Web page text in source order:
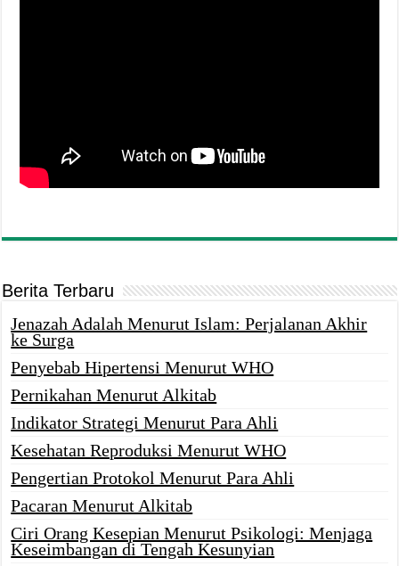
Berita Terbaru
Jenazah Adalah Menurut Islam: Perjalanan Akhir
ke Surga
Penyebab Hipertensi Menurut WHO
Pernikahan Menurut Alkitab
Indikator Strategi Menurut Para Ahli
Kesehatan Reproduksi Menurut WHO
Pengertian Protokol Menurut Para Ahli
Pacaran Menurut Alkitab
Ciri Orang Kesepian Menurut Psikologi: Menjaga
Keseimbangan di Tengah Kesunyian